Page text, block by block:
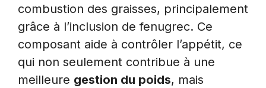
combustion des graisses, principalement
grâce à l’inclusion de fenugrec. Ce
composant aide à contrôler l’appétit, ce
qui non seulement contribue à une
meilleure gestion du poids, mais